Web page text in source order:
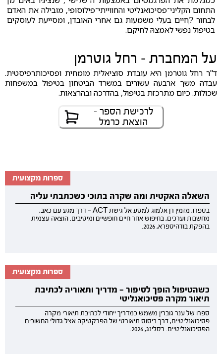
התחום הקליני־פסיכואנליטי והחווייתי־פילוסופי, מובילה את האדם
לבחור ?ְחיים בעלי משמעות גם אחרי האובדן, ומסייעת לעוסקים
בטיפול נפשי לאמצהּ לחיקם.
על המחברת - רחל גוטרמן
ד"ר רחל גוטרמן היא עובדת סוציאלית מומחית ופסיכותרפיסטית.
עבדה משך ארבעה עשורים במשרד הביטחון בטיפול במשפחות
שכולות. כיום מתרכזת בטיפול, בהדרכה ובהרצאות.
לרכישת הספר -
הוצאת כרמל
ספרות מקצועית
השאלה האקטית ומה שקרה בתוכי כשכתבתי עליה
בספרו, מזמין רן אלמוג למסע אל גישת ACT — דרך מגע עם כאב,
מחשבות וערכים, בחיפוש אחר חיים חופשיים ומיטיבים. הוצאה עצמית
בהפקת בודהיספרא, 2026.
ספרות מקצועית
כשהטיפול הופך לסיפור — מדריך ותאוריה לכתיבת
תיאור מקרה פסיכואנליטי
ספרו של ענר גוברין משמש כמדריך ייחודי לכתיבת תיאורי מקרה
פסיכואנליטיים, דרך ביסוס תיאורטי של הפרקטיקה אצל גדולי החשובים
הפסיכואנליטיים. רסלינג, 2026.